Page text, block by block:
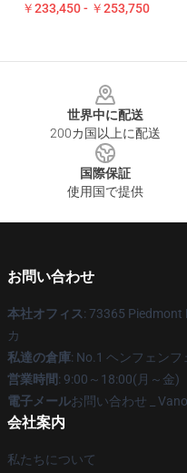
￥233,450 - ￥253,750
世界中に配送
200カ国以上に配送
国際保証
使用国で提供
お問い合わせ
本社オフィス: 73365 Piedmont
カ
私達の倉庫: No.1 ヘンフェン
営業時間: 9:00～18:00(月～金)
電子メールお問い合わせ _
会社案内
私たちについて